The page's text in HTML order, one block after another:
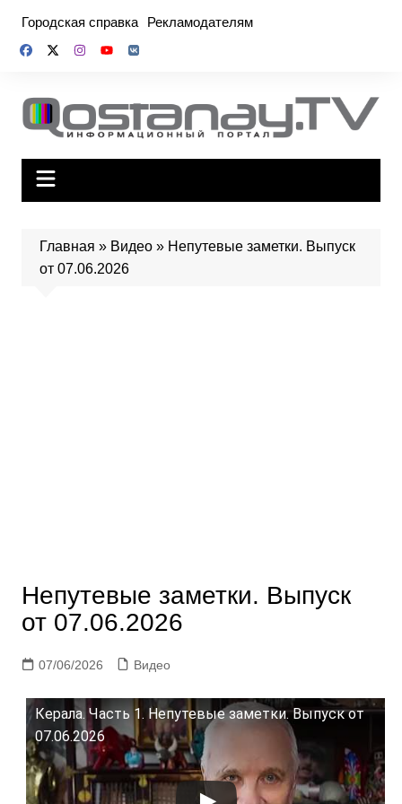
содержимому
Городская справка Рекламодателям
Главная » Видео» Непутевые заметки. Выпуск
от 07.06.2026
Непутевые заметки. Выпуск
от 07.06.2026
07/06/2026 Видео
Керала. Часть 1. Непутевые заметки. Выпуск от
07.06.2026